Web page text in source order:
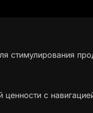
стимулирования
с